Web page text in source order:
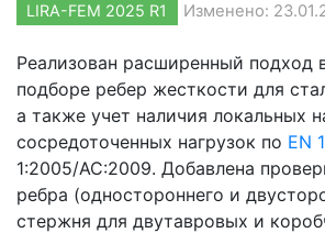
LIRA-FEM 2025 R1 Изменено:
Реализован расширенный подход
подборе ребер жесткости для
а также учет наличия локальных
сосредоточенных нагрузок по EN
1:2005/AC:2009. Добавлена
ребра (одностороннего и
стержня для двутавровых и